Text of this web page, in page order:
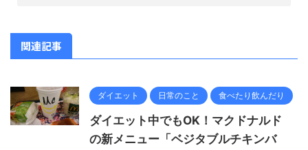
関連記事
ダイエット 日常のこと 食べたり飲んだり
ダイエット中でもOK！マクドナルド
の新メニュー「ベジタブルチキンバ